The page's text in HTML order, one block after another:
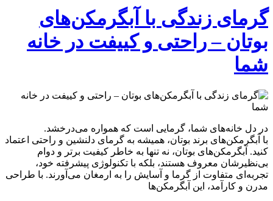
گرمای زندگی با آبگرمکن‌های
بوتان – راحتی و کییفت در خانه
شما
در دل خانه‌های شما، گرمایی است که همواره می‌درخشد.
با آبگرمکن‌های برند بوتان، همیشه به گرمای دلنشین و راحتی اعتماد
کنید. آبگرمکن‌های بوتان، نه تنها به خاطر کیفیت برتر و دوام
بی‌نظیرشان معروف هستند، بلکه با تکنولوژی پیشرفته خود،
تجربه‌ای متفاوت از گرما و آسایش را به ارمغان می‌آورند. با طراحی
مدرن و کارآمد، این آبگرمکن‌ها